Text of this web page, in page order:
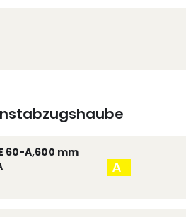
60-A,600 mm
A